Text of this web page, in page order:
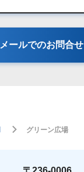
メールでのお問合せ
グリーン広場